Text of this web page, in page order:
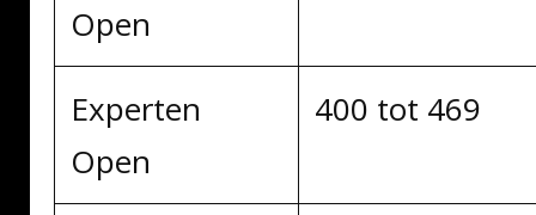
Open
Experten
Open
400 tot 469